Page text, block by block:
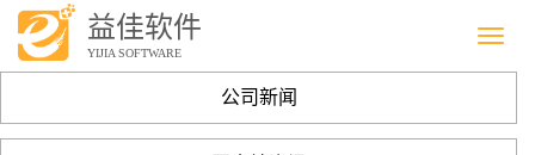
Menu
益佳软件
YIJIA SOFTWARE
公司新闻